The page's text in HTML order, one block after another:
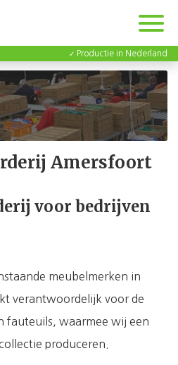
Productie in Nederland
Amersfoort
voor bedrijven
meubelmerken in
verantwoordelijk voor de
fauteuils, waarmee wij een
produceren.